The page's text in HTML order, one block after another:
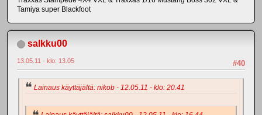
Tamiya super Blackfoot
salkku00
#40
13.05.11 - klo: 13.05
Lainaus käyttäjältä: nikob - 12.05.11 - klo: 20.41